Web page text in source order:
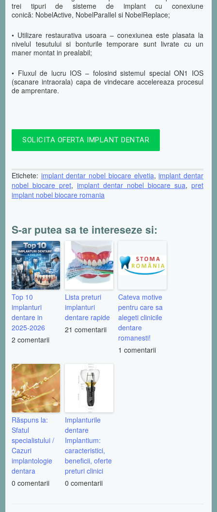
trei tipuri de sisteme de implant cu conexiune
conică: NobelActive, NobelParallel si NobelReplace;
• Utilizare restaurativa usoara – conexiunea este plasata la
nivelul tesutului si bonturile temporare sunt livrate cu un
maner montat in prealabil;
• Fluxul de lucru IOS – folosind sistemul special ON1 IOS
(scanare intraorala) capa de vindecare accelereaza procesul
de amprentare.
SOLICITA OFERTA IMPLANT DENTAR
Etichete: implant dentar nobel biocare elvetia,implant dentar
nobel biocare pret, implant dentar nobel biocare sua, pret
implant nobel biocare romania
S-ar putea sa te intereseze si:
Top 10
implanturi
dentare in
2025-2026
2 comentarii
Lista preturi
implanturi
dentare rapide
21 comentarii
Cateva motive
pentru care sa
alegeti clinicile
dentare
romanesti!
1 comentarii
Răspuns la:
Sfatul
specialistului /
Cazuri
implantologie
dentara
0 comentarii
Implanturile
dentare
Implantium:
caracteristici,
beneficii, oferte
preturi clinici
0 comentarii